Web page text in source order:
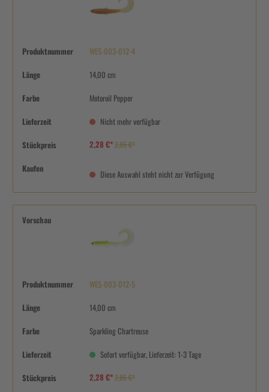
Produktnummer WES-003-012-4
Länge 14,00 cm
Farbe Motoroil Pepper
Lieferzeit Nicht mehr verfügbar
Stückpreis 2,28 €*2,85 €*
Kaufen
Diese Auswahl steht nicht zur Verfügung
Vorschau
Produktnummer WES-003-012-5
Länge 14,00 cm
Farbe Sparkling Chartreuse
Lieferzeit Sofort verfügbar, Lieferzeit: 1-3 Tage
Stückpreis 2,28 €*2,85 €*